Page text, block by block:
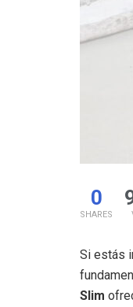
0
SHARES
Si estás
Slim